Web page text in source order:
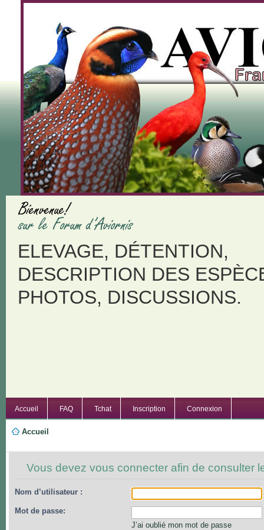
ELEVAGE, DÉTENTION,
DESCRIPTION DES
PHOTOS, DISCUSSIONS.
Accueil FAQ Tchat Inscription Connexion
Accueil
Vous devez vous connecter afin de consulter
Nom d’utilisateur :
Mot de passe:
J’ai oublié mon mot de passe